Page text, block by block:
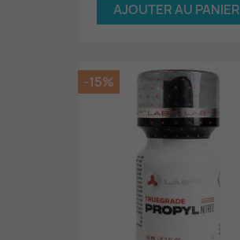
AJOUTER AU PANIER
-15%